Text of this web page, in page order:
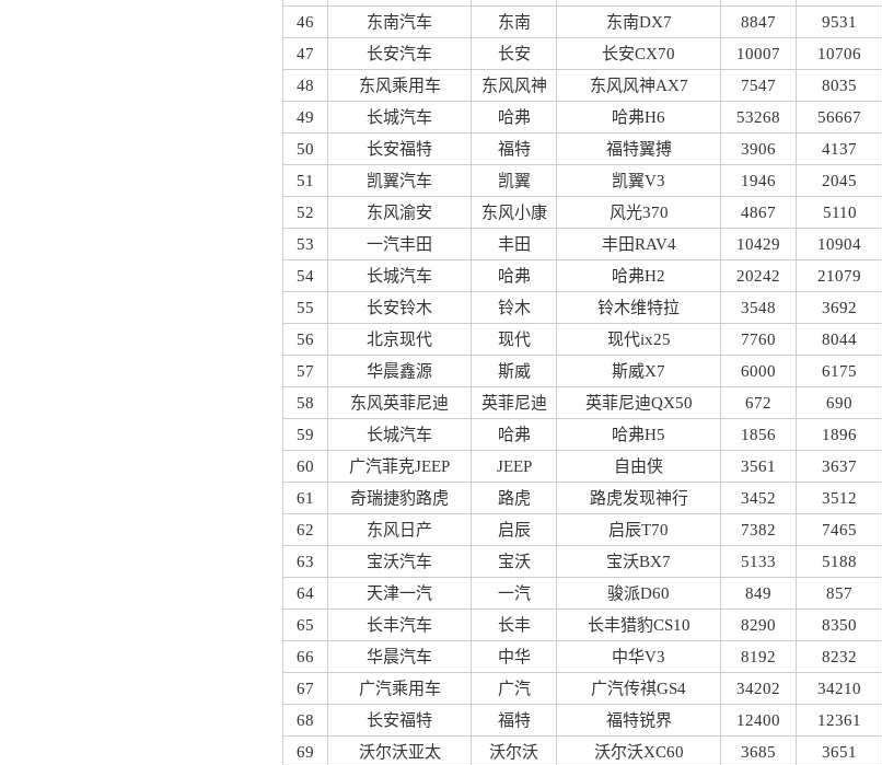
46
东南汽车 东南 东南DX7 8847 9531
47
长安汽车 长安 长安CX70 10007 10706
48
东风乘用车 东风风神 东风风神AX7 7547 8035
49
长城汽车 哈弗 哈弗H6 53268 56667
50
长安福特 福特 福特翼搏 3906 4137
51
凯翼汽车 凯翼 凯翼V3 1946 2045
52
东风渝安 东风小康 风光370 4867 5110
53
一汽丰田 丰田 丰田RAV4 10429 10904
54
长城汽车 哈弗 哈弗H2 20242 21079
55
长安铃木 铃木 铃木维特拉 3548 3692
56
北京现代 现代 现代ix25 7760 8044
57
华晨鑫源 斯威 斯威X7 6000 6175
58
东风英菲尼迪 英菲尼迪 英菲尼迪QX50 672 690
59
长城汽车 哈弗 哈弗H5 1856 1896
60
广汽菲克JEEP JEEP 自由侠 3561 3637
61
奇瑞捷豹路虎 路虎 路虎发现神行 3452 3512
62
东风日产 启辰 启辰T70 7382 7465
63
宝沃汽车 宝沃 宝沃BX7 5133 5188
64
天津一汽 一汽 骏派D60 849 857
65
长丰汽车 长丰 长丰猎豹CS10 8290 8350
66
华晨汽车 中华 中华V3 8192 8232
67
广汽乘用车 广汽 广汽传祺GS4 34202 34210
68
长安福特 福特 福特锐界 12400 12361
69
沃尔沃亚太 沃尔沃 沃尔沃XC60 3685 3651